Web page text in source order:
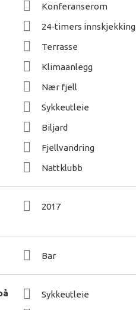
Konferanserom
24-timers innskjekking
Terrasse
Klimaanlegg
Nær fjell
Sykkeutleie
Biljard
Fjellvandring
Nattklubb
2017
Bar
Sykkeutleie